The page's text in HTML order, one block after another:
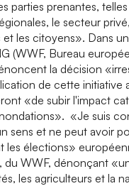
parties prenantes,
le secteur
et les citoyens». Dans
(WWF, Bureau
la décision
de cette initiative
«de subir l'impact
«Je suis
sens et ne peut avoir
les élections»
du WWF, dénonçant
les agriculteurs et la